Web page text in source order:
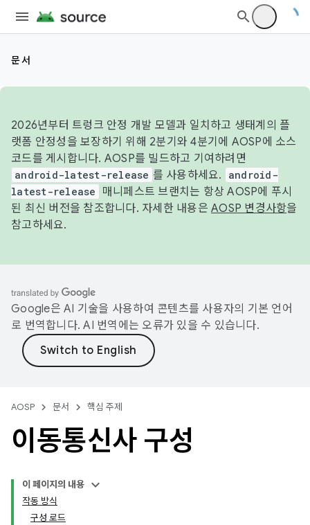
문서
2026년부터 트렁크 안정 개발 모델과 일치하고 생태계의 플
랫폼 안정성을 보장하기 위해 2분기와 4분기에 AOSP에 소스
코드를 게시합니다. AOSP를 빌드하고 기여하려면
android-latest-release 를 사용하세요.
android-
latest-release
매니페스트 브랜치는 항상 AOSP에 푸시
된 최신 버전을 참조합니다. 자세한 내용은 AOSP 변경사항을
참고하세요.
Google은 AI 기술을 사용하여 콘텐츠를 사용자의 기본 언어
로 번역합니다. AI 번역에는 오류가 있을 수 있습니다.
AOSP 문서 핵심 주제
이동통신사 구성
이 페이지의 내용
작동 방식
구성 로드